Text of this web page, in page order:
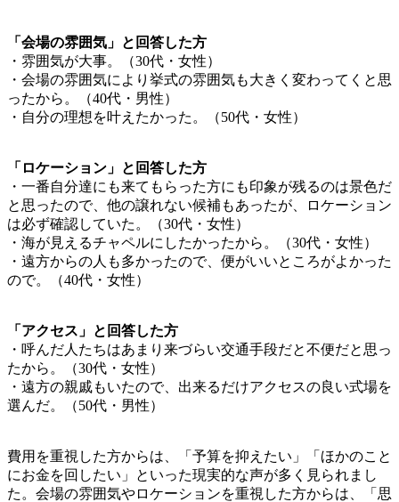
「会場の雰囲気」と回答した方
・雰囲気が大事。（30代・女性）
・会場の雰囲気により挙式の雰囲気も大きく変わってくと思
ったから。（40代・男性）
・自分の理想を叶えたかった。（50代・女性）
「ロケーション」と回答した方
・一番自分達にも来てもらった方にも印象が残るのは景色だ
と思ったので、他の譲れない候補もあったが、ロケーション
は必ず確認していた。（30代・女性）
・海が見えるチャペルにしたかったから。（30代・女性）
・遠方からの人も多かったので、便がいいところがよかった
ので。（40代・女性）
「アクセス」と回答した方
・呼んだ人たちはあまり来づらい交通手段だと不便だと思っ
たから。（30代・女性）
・遠方の親戚もいたので、出来るだけアクセスの良い式場を
選んだ。（50代・男性）
費用を重視した方からは、「予算を抑えたい」「ほかのこと
にお金を回したい」といった現実的な声が多く見られまし
た。会場の雰囲気やロケーションを重視した方からは、「思